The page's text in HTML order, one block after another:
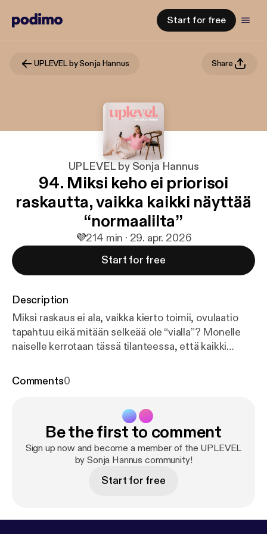
Start for free
UPLEVEL by Sonja Hannus Share
UPLEVEL by Sonja Hannus
94. Miksi keho ei priorisoi
raskautta, vaikka kaikki näyttää
“normaalilta”
💜214 min · 29. apr. 2026
Start for free
Description
Miksi raskaus ei ala, vaikka kierto toimii, ovulaatio
tapahtuu eikä mitään selkeää ole “vialla”? Monelle
naiselle kerrotaan tässä tilanteessa, että kaikki
poikkeavuuksia, eikä selkeää syytä lapsettomuudelle
mitä “normaali” oikeasti tarkoittaa hedelmällisyyden
kannalta ja miksi se ei aina riitä. Vaikka kaikki olisi
viitearvojen sisällä, keho ei välttämättä priorisoi
raskautta, jos se ei saa riittävästi signaaleja
energiatasapaino vaikuttavat hedelmällisyyteen ✨
Comments0
Be the first to comment
Sign up now and become a member of the UPLEVEL
by Sonja Hannus community!
Start for free